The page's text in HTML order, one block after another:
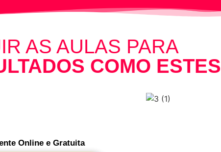
AS AULAS PARA
COMO ESTES
Online e Gratuita